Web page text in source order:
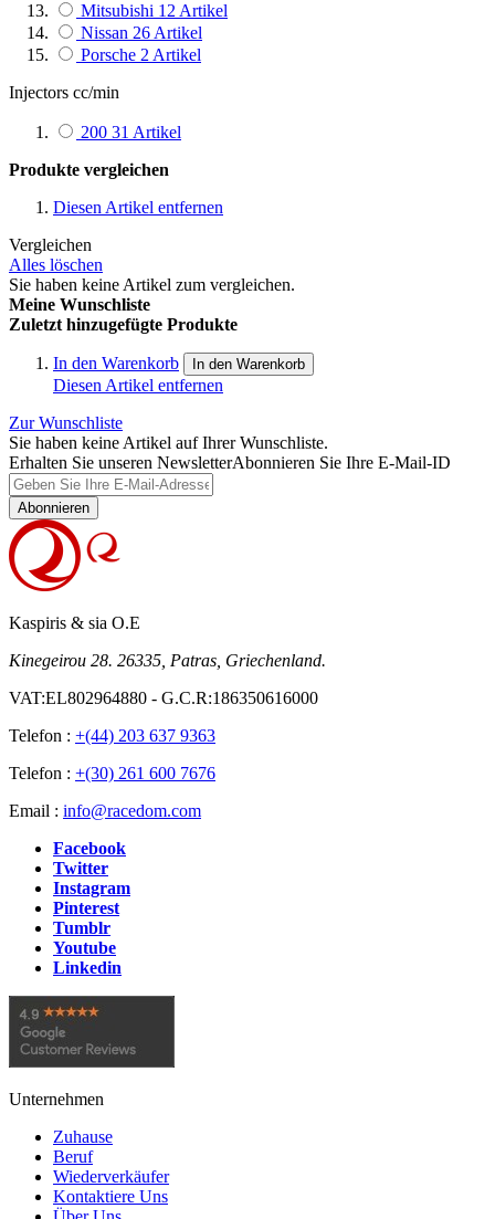
Mitsubishi 12 Artikel
Nissan 26 Artikel
Porsche 2 Artikel
Toyota
Injectors cc/min
200 31 Artikel
Produkte vergleichen
Diesen Artikel entfernen
Vergleichen
Alles löschen
Sie haben keine Artikel zum vergleichen.
Meine Wunschliste
Zuletzt hinzugefügte Produkte
In den Warenkorb In den Warenkorb
Diesen Artikel entfernen
Zur Wunschliste
Sie haben keine Artikel auf Ihrer Wunschliste.
Erhalten Sie unseren NewsletterAbonnieren Sie Ihre E-Mail-ID
Abonnieren
Kaspiris & sia O.E
Kinegeirou 28. 26335, Patras, Griechenland.
VAT:EL802964880 - G.C.R:186350616000
Telefon : +(44) 203 637 9363
Telefon : +(30) 261 600 7676
Email : info@racedom.com
Facebook
Twitter
Instagram
Pinterest
Tumblr
Youtube
Linkedin
Unternehmen
Zuhause
Beruf
Wiederverkäufer
Kontaktiere Uns